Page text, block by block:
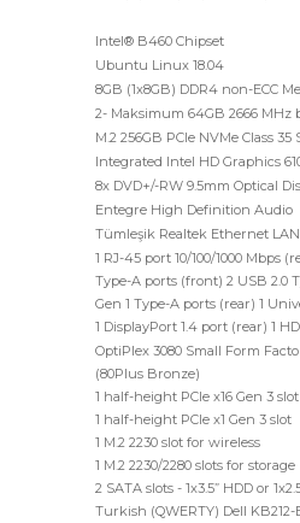
Intel® B460 Chipset
Ubuntu Linux 18.04
8GB (1x8GB) DDR4 non-ECC
2- Maksimum 64GB 2666 MHz
M.2 256GB PCIe NVMe Class
Integrated Intel HD Graphics
8x DVD+/-RW 9.5mm Optical
Entegre High Definition Audio
Tümleşik Realtek Ethernet LAN
1 RJ-45 port 10/100/1000 Mbps
Type-A ports (front) 2 USB 2.0
Gen 1 Type-A ports (rear) 1
1 DisplayPort 1.4 port (rear) 1
OptiPlex 3080 Small Form
(80Plus Bronze)
1 half-height PCIe x16 Gen 3 slot
1 half-height PCIe x1 Gen 3 slot
1 M.2 2230 slot for wireless
1 M.2 2230/2280 slots for storage
2 SATA slots - 1x3.5” HDD or
Turkish (QWERTY) Dell